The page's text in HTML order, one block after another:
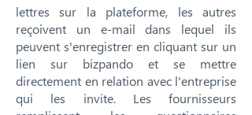
lettres sur la plateforme, les autres
reçoivent un e-mail dans lequel ils
peuvent s'enregistrer en cliquant sur un
lien sur bizpando et se mettre
directement en relation avec l'entreprise
qui les invite. Les fournisseurs